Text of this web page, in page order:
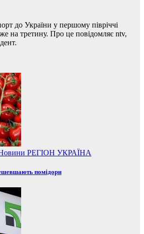
до України у першому півріччі
на третину. Про це повідомляє ntv,
РЕГІОН УКРАЇНА
помідори